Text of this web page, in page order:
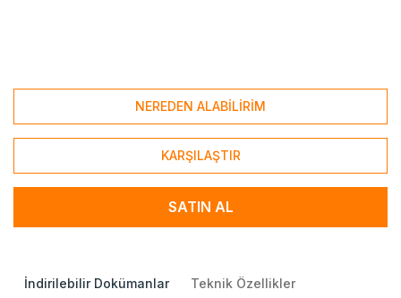
NEREDEN ALABİLİRİM
KARŞILAŞTIR
SATIN AL
İndirilebilir Dokümanlar Teknik Özellikler